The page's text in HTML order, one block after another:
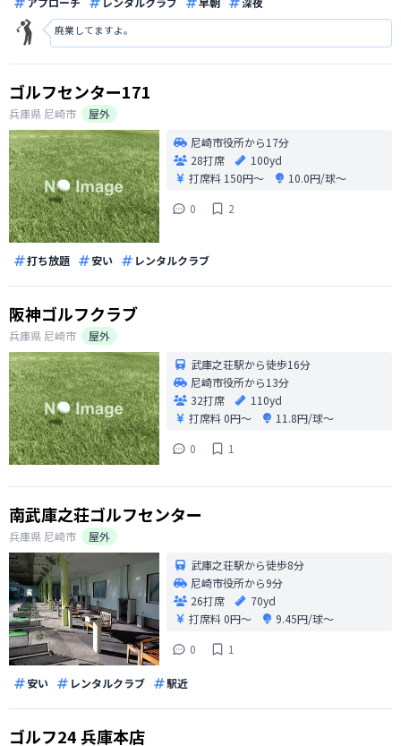
廃業してますよ。
ゴルフセンター171
兵庫県 尼崎市
屋外
尼崎市役所から17分
28打席
100yd
打席料 150円〜
10.0円/球〜
0
2
打ち放題 安い レンタルクラブ
阪神ゴルフクラブ
兵庫県 尼崎市
屋外
武庫之荘駅から徒歩16分
尼崎市役所から13分
32打席
110yd
打席料0円〜
11.8円/球〜
0
1
南武庫之荘ゴルフセンター
兵庫県 尼崎市
屋外
武庫之荘駅から徒歩8分
尼崎市役所から9分
26打席
70yd
打席料0円〜
9.45円/球〜
0
1
安い レンタルクラブ 駅近
ゴルフ24 兵庫本店